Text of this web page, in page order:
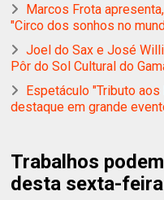
Marcos Frota
"Circo dos sonhos no
Joel do Sax e José
Pôr do Sol Cultural do
Espetáculo "Tributo
destaque em grande
Trabalhos
desta sexta-